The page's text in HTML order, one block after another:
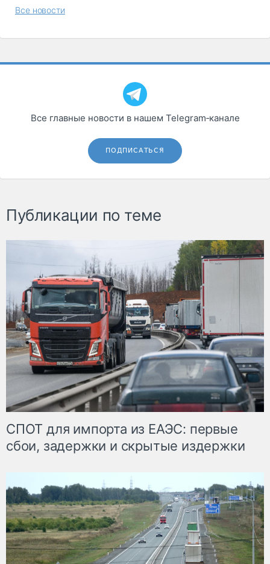
Все новости
Все главные новости в нашем Telegram‑канале
ПОДПИСАТЬСЯ
Публикации по теме
СПОТ для импорта из ЕАЭС: первые
сбои, задержки и скрытые издержки